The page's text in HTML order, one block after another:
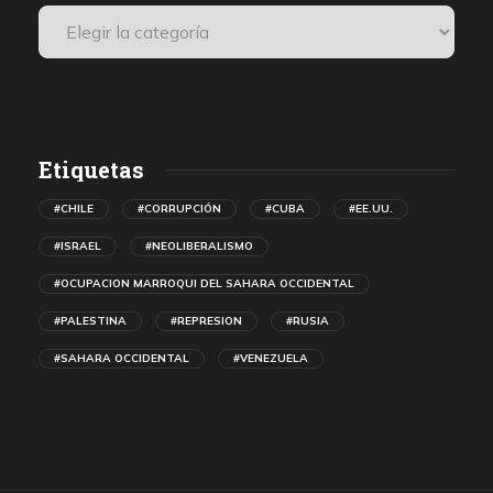
Etiquetas
#CHILE #CORRUPCIÓN #CUBA #EE.UU.
#ISRAEL #NEOLIBERALISMO
#OCUPACION MARROQUI DEL SAHARA OCCIDENTAL
#PALESTINA #REPRESION #RUSIA
#SAHARA OCCIDENTAL #VENEZUELA